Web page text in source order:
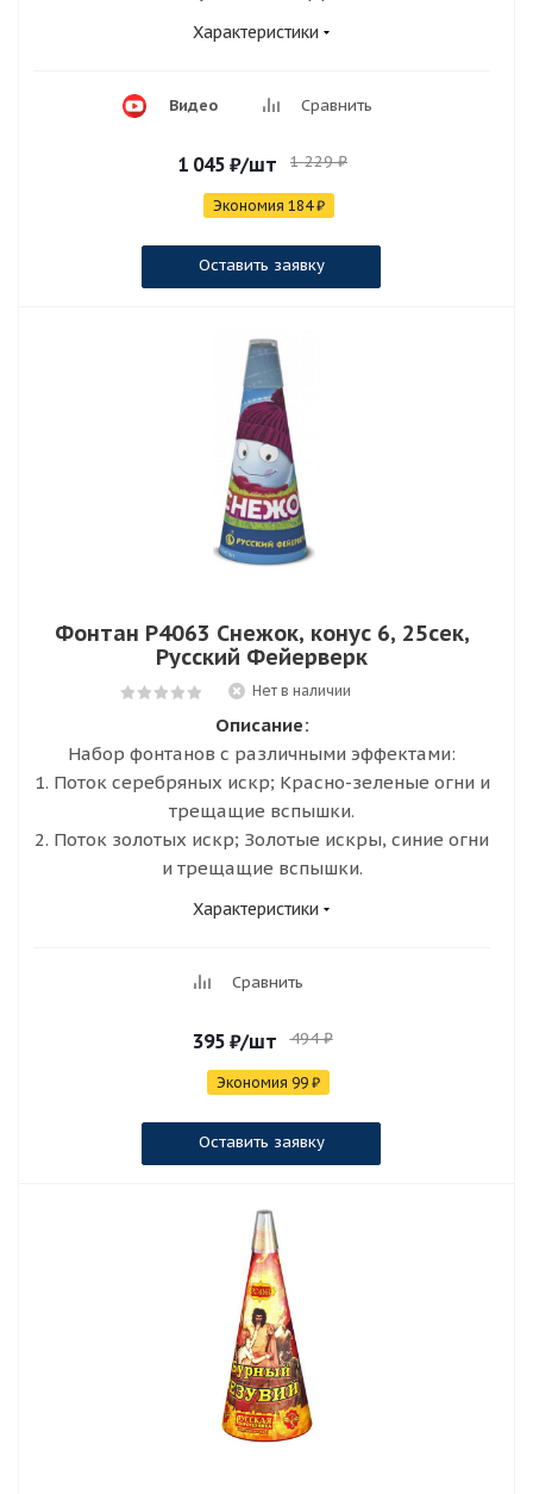
Характеристики
Видео Сравнить
1 045 ₽/шт 1 229₽
Экономия 184₽
Оставить заявку
Фонтан Р4063 Снежок, конус 6, 25сек,
Русский Фейерверк
Нет в наличии
Описание:
Набор фонтанов с различными эффектами:
1. Поток серебряных искр; Красно-зеленые огни и
трещащие вспышки.
2. Поток золотых искр; Золотые искры, синие огни
и трещащие вспышки.
Характеристики
Сравнить
395₽/шт 494₽
Экономия 99 ₽
Оставить заявку